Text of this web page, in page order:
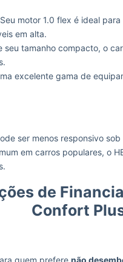
motor 1.0 flex é ideal
em alta.
seu tamanho compacto, o
excelente gama de
ser menos responsivo
em carros populares, o
de
Confort
quem prefere não